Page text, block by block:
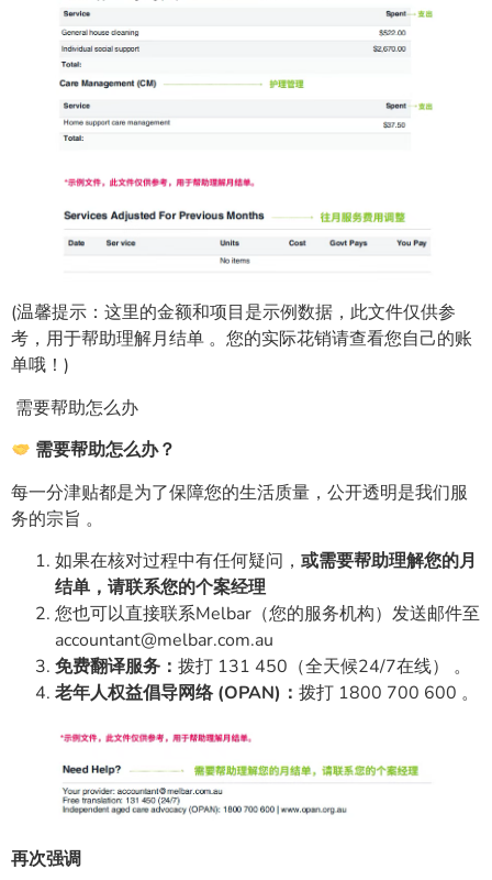
(温馨提示：这里的金额和项目是示例数据，此文件仅供参
考，用于帮助理解月结单 。您的实际花销请查看您自己的账
单哦！)
需要帮助怎么办
需要帮助怎么办？
每一分津贴都是为了保障您的生活质量，公开透明是我们服
务的宗旨 。
如果在核对过程中有任何疑问， 或需要帮助理解您的月
结单，请联系您的个案经理
您也可以直接联系Melbar（您的服务机构）发送邮件至
accountant@melbar.com.au
免费翻译服务： 拨打 131 450（全天候24/7在线） 。
老年人权益倡导网络 (OPAN)： 拨打 1800 700 600 。
再次强调